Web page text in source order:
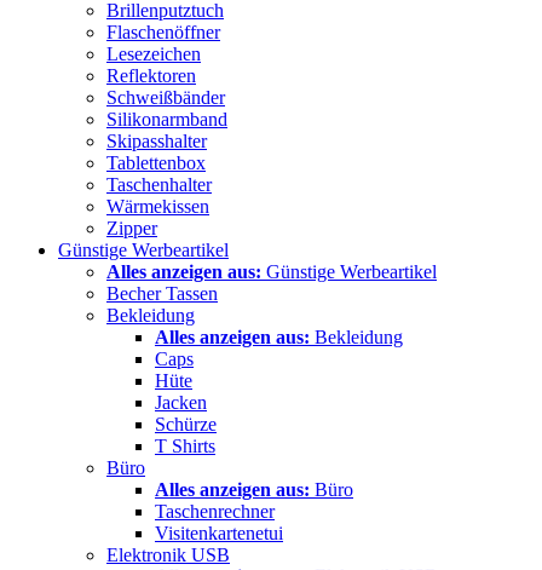
Brillenputztuch
Flaschenöffner
Lesezeichen
Reflektoren
Schweißbänder
Silikonarmband
Skipasshalter
Tablettenbox
Taschenhalter
Wärmekissen
Zipper
Günstige Werbeartikel
Alles anzeigen aus: Günstige Werbeartikel
Becher Tassen
Bekleidung
Alles anzeigen aus: Bekleidung
Caps
Hüte
Jacken
Schürze
T Shirts
Büro
Alles anzeigen aus: Büro
Taschenrechner
Visitenkartenetui
Elektronik USB